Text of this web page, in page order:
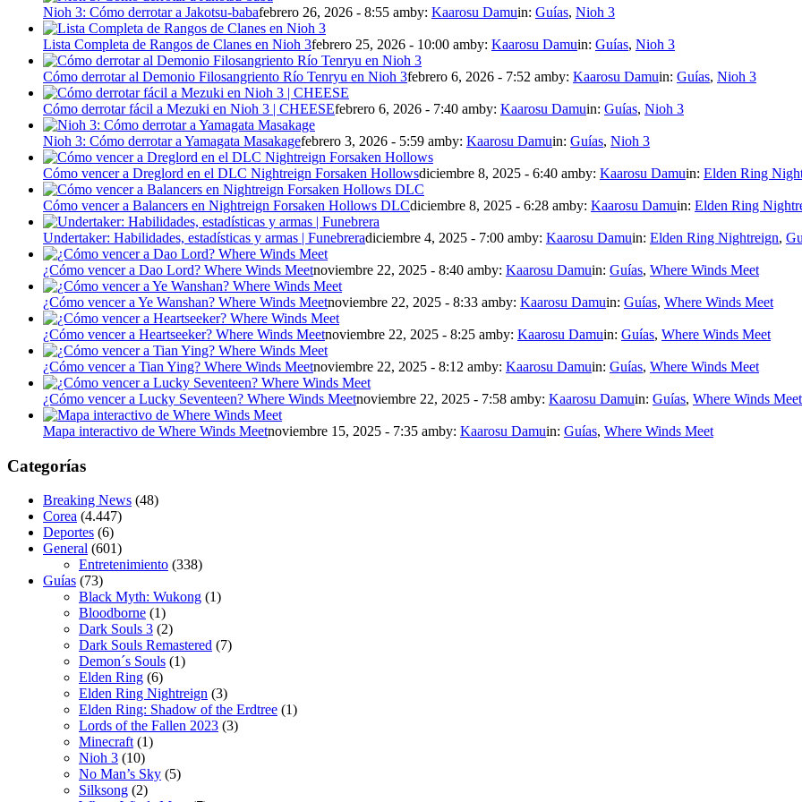
Nioh 3: Cómo derrotar a Jakotsu-babafebrero 26, 2026 - 8:55 amby: Kaarosu Damuin: Guías, Nioh 3
Lista Completa de Rangos de Clanes en Nioh 3febrero 25, 2026 - 10:00 amby: Kaarosu Damuin: Guías, Nioh 3
Cómo derrotar al Demonio Filosangriento Río Tenryu en Nioh 3febrero 6, 2026 - 7:52 amby: Kaarosu Damuin: Guías, Nioh 3
Cómo derrotar fácil a Mezuki en Nioh 3 | CHEESEfebrero 6, 2026 - 7:40 amby: Kaarosu Damuin: Guías, Nioh 3
Nioh 3: Cómo derrotar a Yamagata Masakagefebrero 3, 2026 - 5:59 amby: Kaarosu Damuin: Guías, Nioh 3
Cómo vencer a Dreglord en el DLC Nightreign Forsaken Hollowsdiciembre 8, 2025 - 6:40 amby: Kaarosu Damuin: Elden Ring
Cómo vencer a Balancers en Nightreign Forsaken Hollows DLCdiciembre 8, 2025 - 6:28 amby: Kaarosu Damuin: Elden Ring
Undertaker: Habilidades, estadísticas y armas | Funebreradiciembre 4, 2025 - 7:00 amby: Kaarosu Damuin: Elden Ring Nightreign,
¿Cómo vencer a Dao Lord? Where Winds Meetnoviembre 22, 2025 - 8:40 amby: Kaarosu Damuin: Guías, Where Winds Meet
¿Cómo vencer a Ye Wanshan? Where Winds Meetnoviembre 22, 2025 - 8:33 amby: Kaarosu Damuin: Guías, Where Winds Meet
¿Cómo vencer a Heartseeker? Where Winds Meetnoviembre 22, 2025 - 8:25 amby: Kaarosu Damuin: Guías, Where Winds Meet
¿Cómo vencer a Tian Ying? Where Winds Meetnoviembre 22, 2025 - 8:12 amby: Kaarosu Damuin: Guías, Where Winds Meet
¿Cómo vencer a Lucky Seventeen? Where Winds Meetnoviembre 22, 2025 - 7:58 amby: Kaarosu Damuin: Guías, Where Winds Meet
Mapa interactivo de Where Winds Meetnoviembre 15, 2025 - 7:35 amby: Kaarosu Damuin: Guías, Where Winds Meet
Categorías
Breaking News (48)
Corea (4.447)
Deportes (6)
General (601)
Entretenimiento (338)
Guías (73)
Black Myth: Wukong (1)
Bloodborne (1)
Dark Souls 3 (2)
Dark Souls Remastered (7)
Demon´s Souls (1)
Elden Ring (6)
Elden Ring Nightreign (3)
Elden Ring: Shadow of the Erdtree (1)
Lords of the Fallen 2023 (3)
Minecraft (1)
Nioh 3 (10)
No Man’s Sky (5)
Silksong (2)